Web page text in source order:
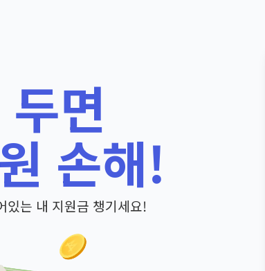
면
손해!
있는 내 지원금 챙기세요!